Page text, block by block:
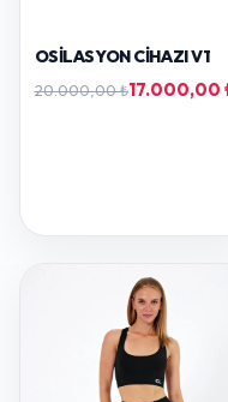
OSILASYON CIHAZI V1
20.000,00 ₺17.000,00